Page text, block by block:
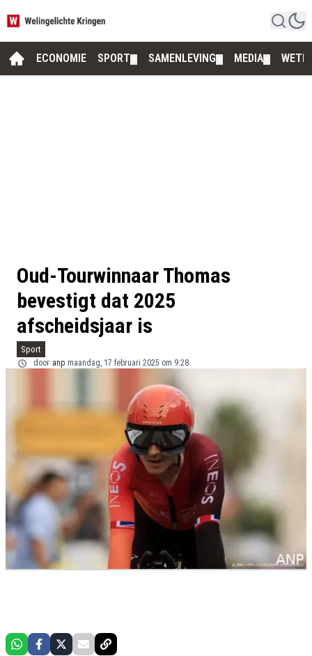
ECONOMIE SPORT SAMENLEVING MEDIA
Oud-Tourwinnaar Thomas
bevestigt dat 2025
afscheidsjaar is
Sport
door anp maandag, 17 februari 2025 om 9:28